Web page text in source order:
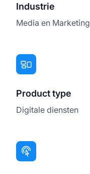
Industrie
Media en Marketing
Product type
Digitale diensten